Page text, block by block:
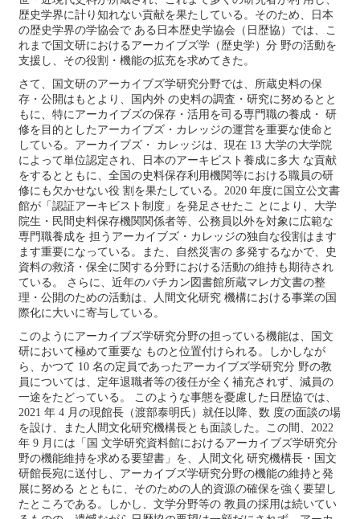
歴史学界に計り知れない貢献を果たしている。そのため、日本
の歴史学界の学協会で ある日本歴史学協会（日歴協）では、こ
れまで国文研におけるアーカイブズ学（歴史学）分 野の活動を
支援し、その役割・機能の拡充を求めてきた。
さて、国文研のアーカイブズ学研究分野では、所蔵史料の保
存・公開はもとより、国内外 の史料の調査・研究に努めるとと
もに、特にアーカイブズの保存・活用を司る専門職の養成・ 研
修を目的としたアーカイブズ・カレッジの運営を重要な使命と
している。アーカイブズ・ カレッジは、現在 13 大学の大学院
によって単位認定され、日本のアーキビスト養成に多大 な貢献
をするとともに、全国の史料保存利用機関等における職員の研
修にも欠かせない役 割を果たしている。 2020 年度に国立公文書
館が「認証アーキビスト制度」を発足させたこ とにより、大学
院生・民間史料保存機関関係者等、公務員以外を対象に広範な
専門職養成を 担うアーカイブズ・カレッジの独自な役割はます
ます重要になっている。また、自然災害の 多発するなかで、史
資料の救済・保全に関する分野における活動の維持も期待され
ている。 さらに、近年のバチカン図書館所蔵マレガ文書の整
理・公開のための活動は、人間文化研究 機構における事業の国
際化に大いに寄与している。
このようにアーカイブズ学研究分野の担っている機能は、国文
研において極めて重要な ものと位置付けられる。しかしなが
ら、かつて 10 名の定員であったアーカイブズ学研究分 野の教
員については、定年退職者等の後任が全く補充されず、減員の
一途をたどっている。 このような事態を憂慮した日歴協では、
2021 年 4 月の現館長（渡部泰明氏）就任以降、数 度の面談の場
を設け、また人間文化研究機構長とも面談した。この間、 2022
年 9 月には「国 文学研究資料館におけるアーカイブズ学研究分
野の機能維持を求める要望書」を、人間文化 研究機構長・国文
研館長宛に送付し、アーカイブズ学研究分野の機能の維持と発
展に努める とともに、そのための人的資源の確保を強く要望し
たところである。しかし、文学分野等の 教員の採用は続いてい